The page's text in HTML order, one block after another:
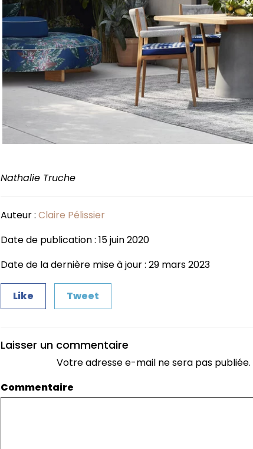
Nathalie Truche
Auteur : Claire Pélissier
Date de publication : 15 juin 2020
Date de la dernière mise à jour : 29 mars 2023
Like Tweet
Laisser un commentaire
Votre adresse e-mail ne sera pas publiée.
Commentaire